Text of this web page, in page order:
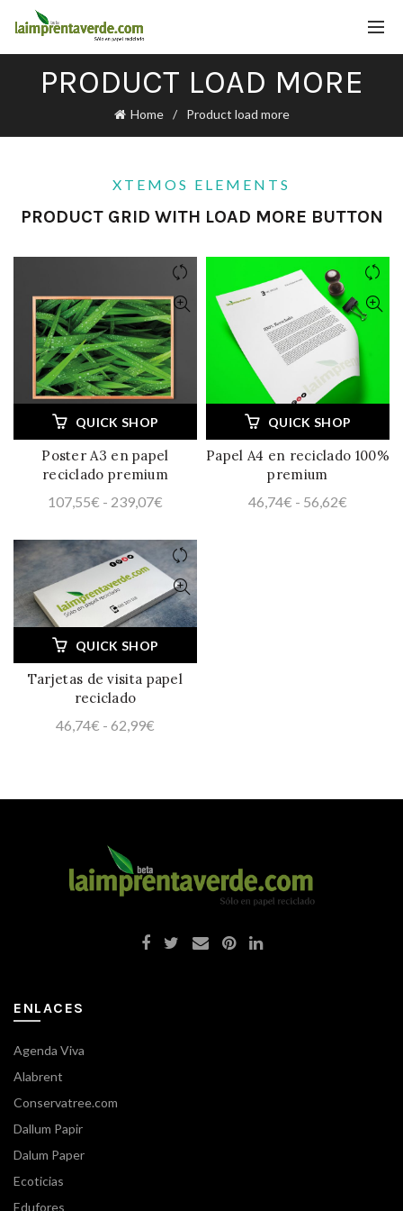
PRODUCT LOAD MORE
Home Product load more
XTEMOS ELEMENTS
PRODUCT GRID WITH LOAD MORE BUTTON
QUICK SHOP
Poster A3 en papel
reciclado premium
107,55€ - 239,07€
precios:
desde
107,55€
hasta
QUICK SHOP
Papel A4 en reciclado 100%
premium
46,74€ - 56,62€
QUICK SHOP
Tarjetas de visita papel
reciclado
46,74€ - 62,99€
ENLACES
Agenda Viva
Alabrent
Conservatree.com
Dallum Papir
Dalum Paper
Ecoticias
Edufores